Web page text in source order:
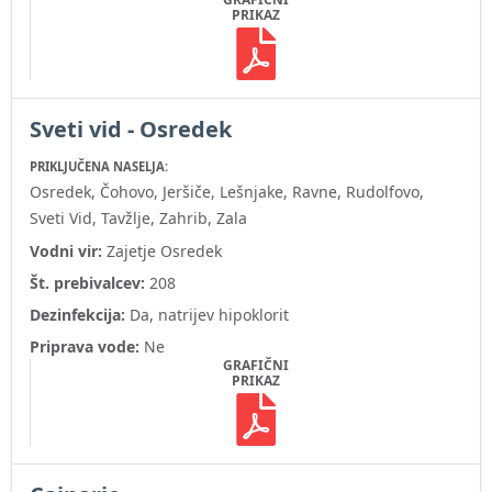
PRIKAZ
Sveti vid - Osredek
PRIKLJUČENA NASELJA:
Osredek, Čohovo, Jeršiče, Lešnjake, Ravne, Rudolfovo,
Sveti Vid, Tavžlje, Zahrib, Zala
Vodni vir: Zajetje Osredek
Št. prebivalcev: 208
Dezinfekcija: Da, natrijev hipoklorit
Priprava vode: Ne
GRAFIČNI
PRIKAZ